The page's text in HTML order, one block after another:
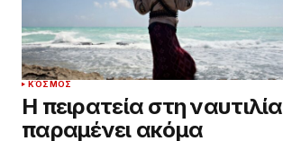
ΚΌΣΜΟΣ
Η πειρατεία στη ναυτιλία
παραμένει ακόμα